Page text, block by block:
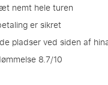
nemt hele turen
er sikret
pladser ved siden af
8.7/10